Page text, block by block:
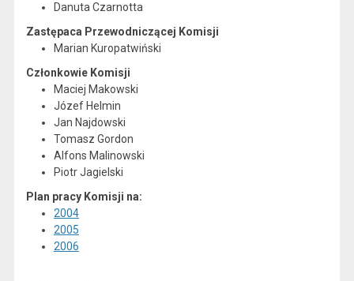
Danuta Czarnotta
Zastępaca Przewodniczącej Komisji
Marian Kuropatwiński
Członkowie Komisji
Maciej Makowski
Józef Helmin
Jan Najdowski
Tomasz Gordon
Alfons Malinowski
Piotr Jagielski
Plan pracy Komisji na:
2004
2005
2006